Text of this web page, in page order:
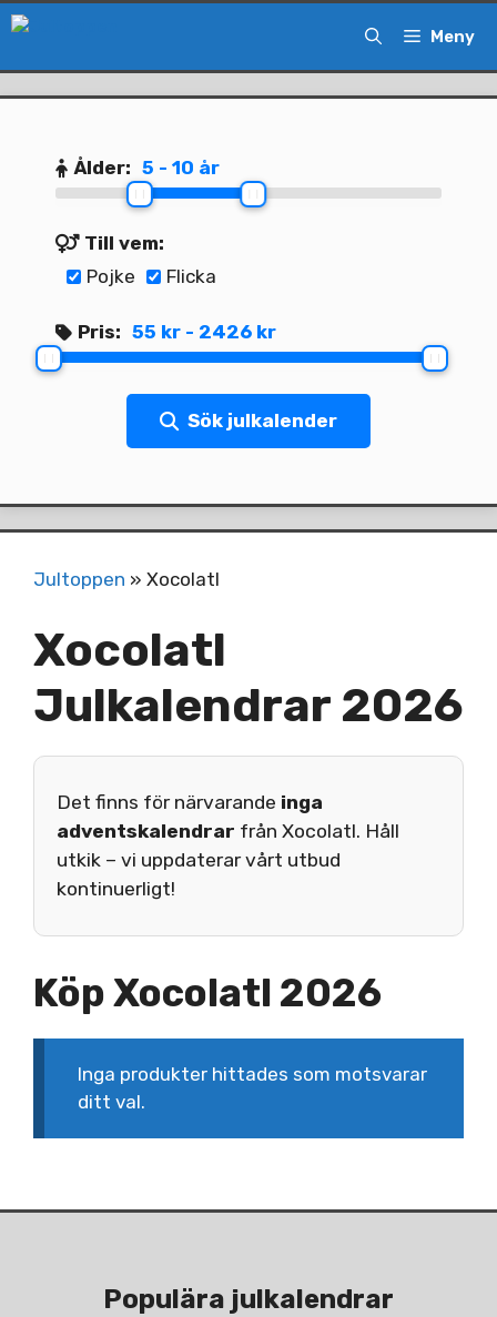
Hoppa
innehåll
Meny
Ålder: 5 - 10 år
Till vem:
Pojke
Flicka
Pris: 55 kr - 2426 kr
Sök julkalender
Jultoppen » Xocolatl
Xocolatl
Julkalendrar 2026
Det finns för närvarande inga
adventskalendrar från Xocolatl. Håll
utkik – vi uppdaterar vårt utbud
kontinuerligt!
Köp Xocolatl 2026
Inga produkter hittades som motsvarar
ditt val.
Populära julkalendrar